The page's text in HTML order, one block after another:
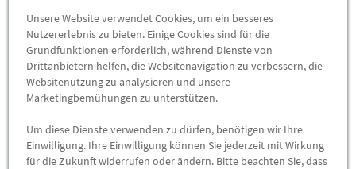
Wird auch oft von Kunden gekauft
Unsere Website verwendet Cookies, um ein besseres
Nutzererlebnis zu bieten. Einige Cookies sind für die
Grundfunktionen erforderlich, während Dienste von
Drittanbietern helfen, die Websitenavigation zu verbessern, die
Websitenutzung zu analysieren und unsere
Marketingbemühungen zu unterstützen.
Um diese Dienste verwenden zu dürfen, benötigen wir Ihre
Einwilligung. Ihre Einwilligung können Sie jederzeit mit Wirkung
für die Zukunft widerrufen oder ändern. Bitte beachten Sie, dass